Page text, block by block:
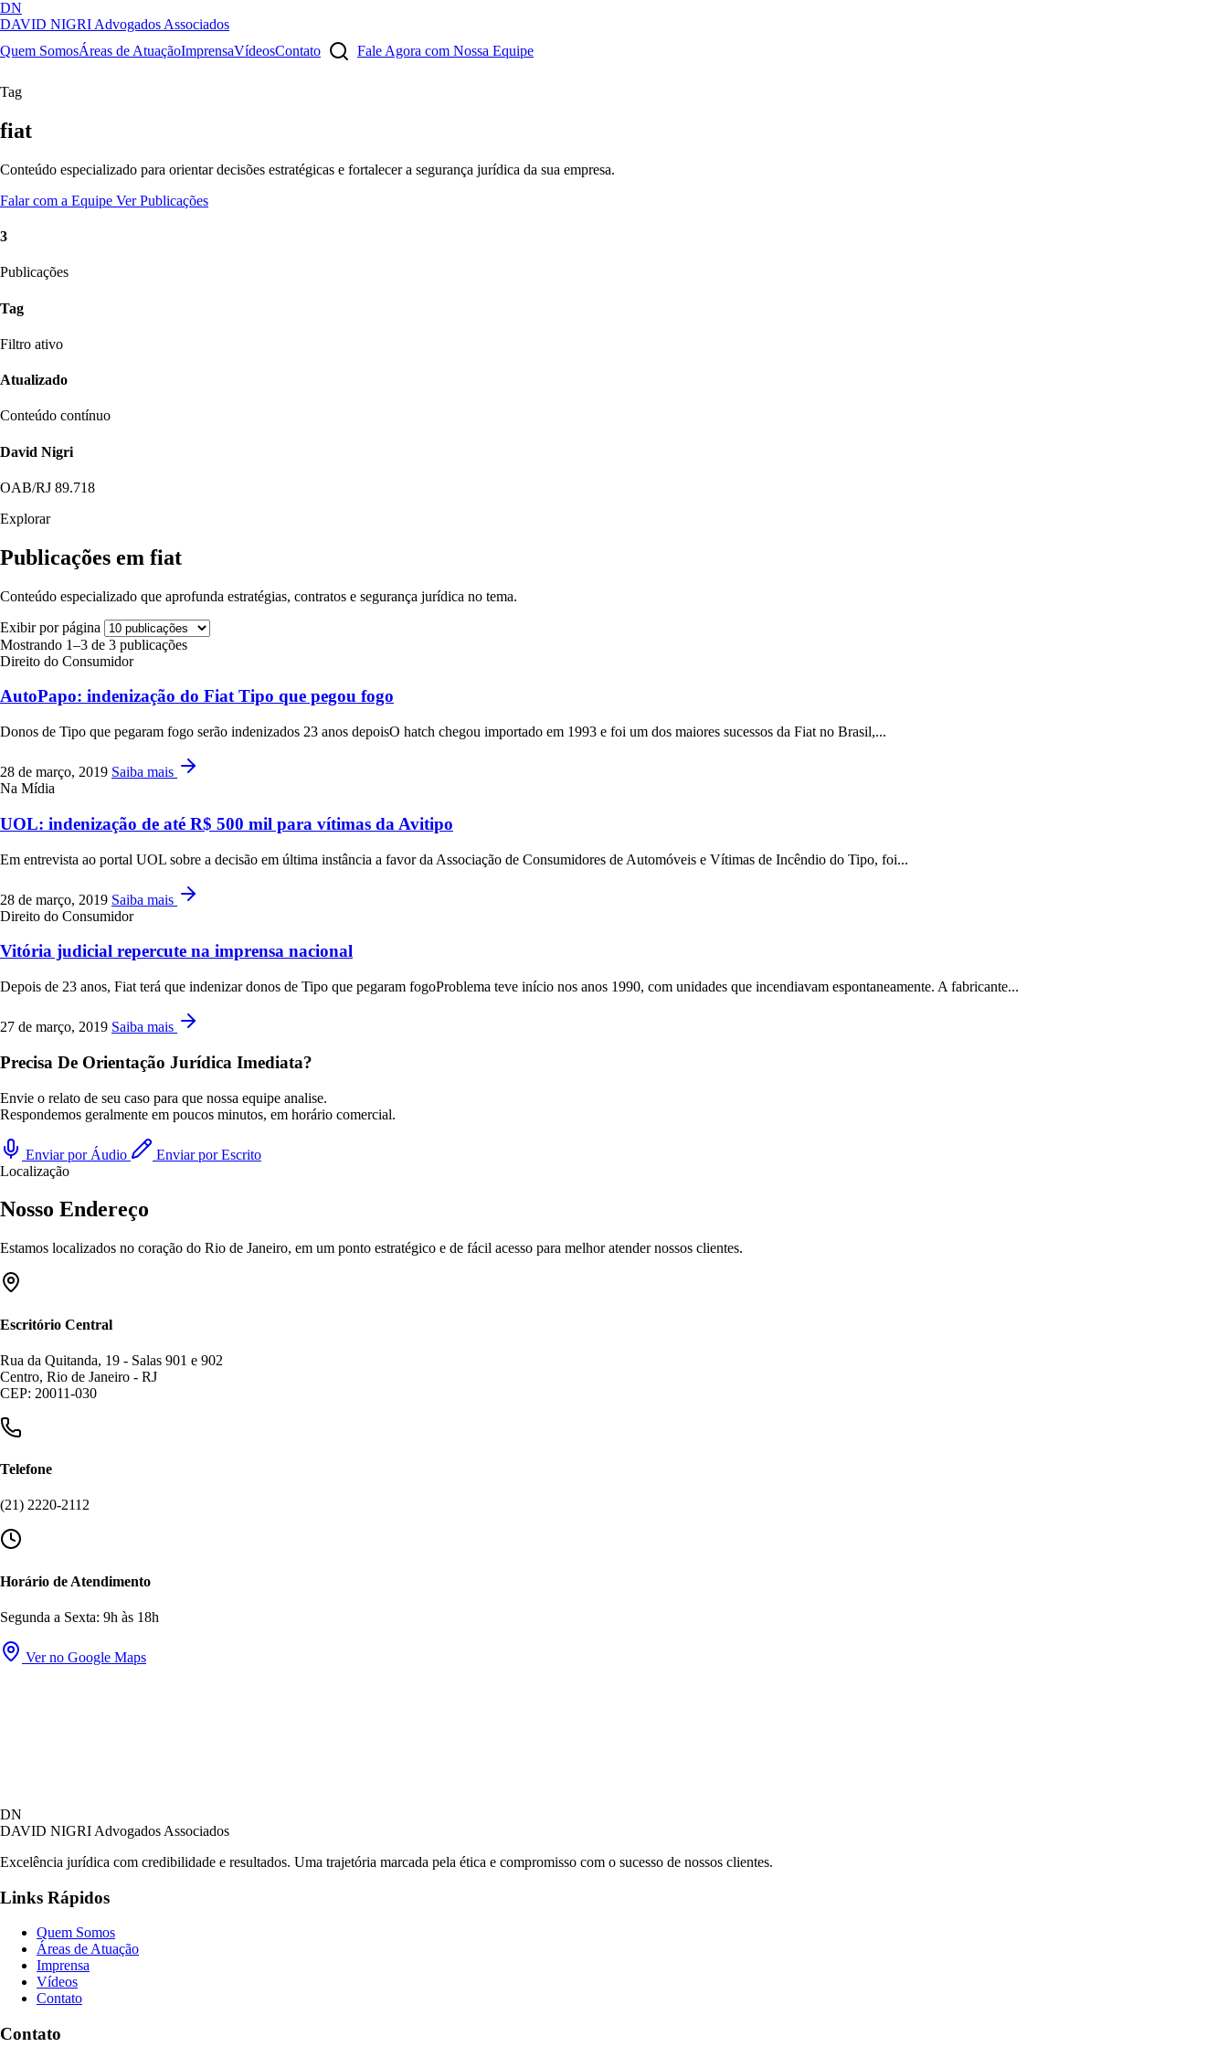
DN
DAVID NIGRI Advogados Associados
Quem SomosÁreas de AtuaçãoImprensaVídeosContato Fale Agora com Nossa Equipe
Artigos, sentenças, áreas de atuação, imprensa...
Tag
fiat
Conteúdo especializado para orientar decisões estratégicas e fortalecer a segurança jurídica da sua empresa.
Falar com a Equipe Ver Publicações
3
Publicações
Tag
Filtro ativo
Atualizado
Conteúdo contínuo
David Nigri
OAB/RJ 89.718
Explorar
Publicações em fiat
Conteúdo especializado que aprofunda estratégias, contratos e segurança jurídica no tema.
Exibir por página
Mostrando 1–3 de 3 publicações
Direito do Consumidor
AutoPapo: indenização do Fiat Tipo que pegou fogo
Donos de Tipo que pegaram fogo serão indenizados 23 anos depoisO hatch chegou importado em 1993 e foi um dos maiores sucessos da Fiat no Brasil,...
28 de março, 2019 Saiba mais
Na Mídia
UOL: indenização de até R$ 500 mil para vítimas da Avitipo
Em entrevista ao portal UOL sobre a decisão em última instância a favor da Associação de Consumidores de Automóveis e Vítimas de Incêndio do Tipo, foi...
28 de março, 2019 Saiba mais
Direito do Consumidor
Vitória judicial repercute na imprensa nacional
Depois de 23 anos, Fiat terá que indenizar donos de Tipo que pegaram fogoProblema teve início nos anos 1990, com unidades que incendiavam espontaneamente. A fabricante...
27 de março, 2019 Saiba mais
Precisa De Orientação Jurídica Imediata?
Envie o relato de seu caso para que nossa equipe analise.
Respondemos geralmente em poucos minutos, em horário comercial.
Enviar por Áudio
Enviar por Escrito
Localização
Nosso Endereço
Estamos localizados no coração do Rio de Janeiro, em um ponto estratégico e de fácil acesso para melhor atender nossos clientes.
Escritório Central
Rua da Quitanda, 19 - Salas 901 e 902
Centro, Rio de Janeiro - RJ
CEP: 20011-030
Telefone
(21) 2220-2112
Horário de Atendimento
Segunda a Sexta: 9h às 18h
Ver no Google Maps
DN
DAVID NIGRI Advogados Associados
Excelência jurídica com credibilidade e resultados. Uma trajetória marcada pela ética e compromisso com o sucesso de nossos clientes.
Links Rápidos
Quem Somos
Áreas de Atuação
Imprensa
Vídeos
Contato
Contato